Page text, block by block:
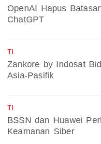
OpenAI Hapus
ChatGPT
TI
Zankore by Indosat
Asia-Pasifik
TI
BSSN dan Huawei
Keamanan Siber